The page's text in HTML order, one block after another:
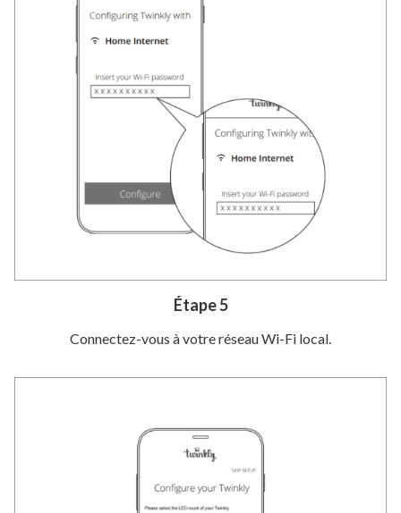
Étape 5
Connectez-vous à votre réseau Wi-Fi local.